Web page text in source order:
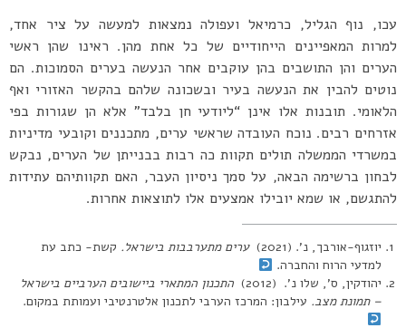
עכו, נוף הגליל, כרמיאל ועפולה נמצאות למעשה על ציר אחד,
למרות המאפיינים הייחודיים של כל אחת מהן. ראינו שהן ראשי
הערים והן התושבים בהן עוקבים אחר הנעשה בערים הסמוכות. הם
נוטים להבין את הנעשה בעיר ובשכונה שלהם בהקשר האזורי ואף
הלאומי. תובנות אלו אינן “ליודעי חן בלבד” אלא הן שגורות בפי
אזרחים רבים. נוכח העובדה שראשי ערים, מתכננים וקובעי מדיניות
במשרדי הממשלה תולים תקוות כה רבות בבנייתן של הערים, נבקש
לבחון ברשימה הבאה, על סמך ניסיון העבר, האם תקוותיהם עתידות
להתגשם, או שמא יובילו אמצעים אלו לתוצאות אחרות.
יוזגוף-אורבך, נ’. (2021) ערים מתערבבות בישראל. קשת- כתב עת
למדעי הרוח והחברה.
יהודקין, ס’, שלו נ’. (2012)
התכנון המתארי ביישובים הערביים בישראל
– תמונת מצב. עילבון: המרכז הערבי לתכנון אלטרנטיבי ועמותת במקום.